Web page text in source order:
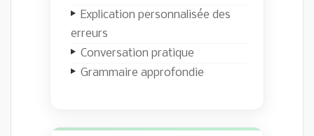
Explication personnalisée des
erreurs
Conversation pratique
Grammaire approfondie